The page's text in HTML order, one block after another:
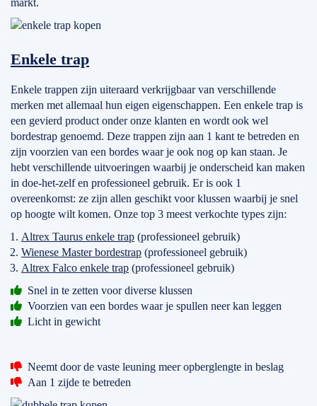
markt.
Enkele trap
Enkele trappen zijn uiteraard verkrijgbaar van verschillende
merken met allemaal hun eigen eigenschappen. Een enkele trap is
een gevierd product onder onze klanten en wordt ook wel
bordestrap genoemd. Deze trappen zijn aan 1 kant te betreden en
zijn voorzien van een bordes waar je ook nog op kan staan. Je
hebt verschillende uitvoeringen waarbij je onderscheid kan maken
in doe-het-zelf en professioneel gebruik. Er is ook 1
overeenkomst: ze zijn allen geschikt voor klussen waarbij je snel
op hoogte wilt komen. Onze top 3 meest verkochte types zijn:
Altrex Taurus enkele trap (professioneel gebruik)
Wienese Master bordestrap (professioneel gebruik)
Altrex Falco enkele trap (professioneel gebruik)
Snel in te zetten voor diverse klussen
Voorzien van een bordes waar je spullen neer kan leggen
Licht in gewicht
Neemt door de vaste leuning meer opberglengte in beslag
Aan 1 zijde te betreden